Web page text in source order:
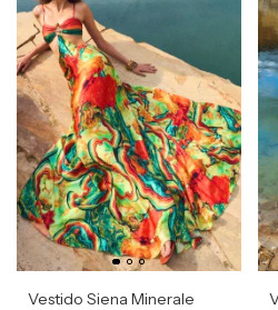
Vestido Siena Minerale